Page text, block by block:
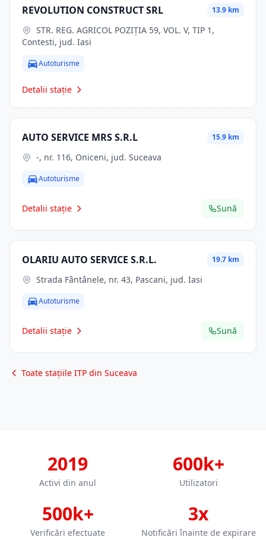
REVOLUTION CONSTRUCT SRL 13.9 km
Contesti, jud. Iasi
Autoturisme
Detalii stație
AUTO SERVICE MRS S.R.L 15.9 km
-, nr. 116, Oniceni, jud. Suceava
Autoturisme
Detalii stație Sună
OLARIU AUTO SERVICE S.R.L. 19.7 km
Strada Fântânele, nr. 43, Pascani, jud. Iasi
Autoturisme
Detalii stație Sună
Toate stațiile ITP din Suceava
2019
Activi din anul
600k+
Utilizatori
500k+
Verificări efectuate
3x
Notificări înainte de expirare